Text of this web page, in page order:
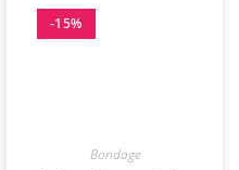
-15%
Bondage